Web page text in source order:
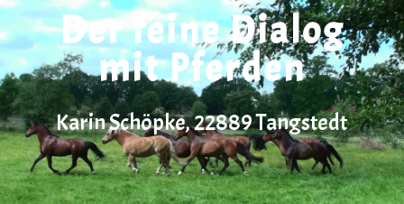
Der feine Dialog
mit Pferden
Karin Schöpke, 22889 Tangstedt